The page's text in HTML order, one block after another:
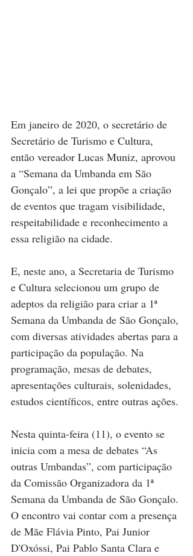
Em janeiro de 2020, o secretário de
Secretário de Turismo e Cultura,
então vereador Lucas Muniz, aprovou
a “Semana da Umbanda em São
Gonçalo”, a lei que propõe a criação
de eventos que tragam visibilidade,
respeitabilidade e reconhecimento a
essa religião na cidade.
E, neste ano, a Secretaria de Turismo
e Cultura selecionou um grupo de
adeptos da religião para criar a 1ª
Semana da Umbanda de São Gonçalo,
com diversas atividades abertas para a
participação da população. Na
programação, mesas de debates,
apresentações culturais, solenidades,
estudos científicos, entre outras ações.
Nesta quinta-feira (11), o evento se
inicia com a mesa de debates “As
outras Umbandas”, com participação
da Comissão Organizadora da 1ª
Semana da Umbanda de São Gonçalo.
O encontro vai contar com a presença
de Mãe Flávia Pinto, Pai Junior
D'Oxóssi, Pai Pablo Santa Clara e